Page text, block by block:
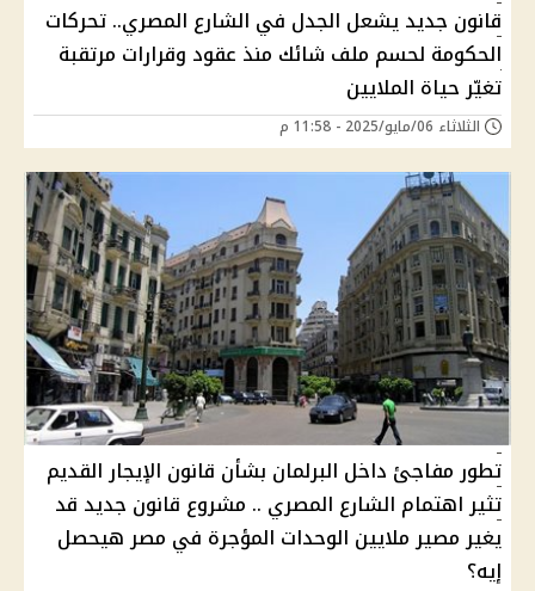
قانون جديد يشعل الجدل في الشارع المصري.. تحركات
الحكومة لحسم ملف شائك منذ عقود وقرارات مرتقبة
تغيّر حياة الملايين
الثلاثاء 06/مايو/2025 - 11:58 م
تطور مفاجئ داخل البرلمان بشأن قانون الإيجار القديم
تثير اهتمام الشارع المصري .. مشروع قانون جديد قد
يغير مصير ملايين الوحدات المؤجرة في مصر هيحصل
إيه؟